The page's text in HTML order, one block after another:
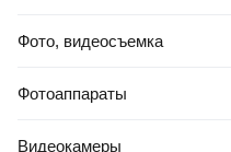
Фото, видеосъемка
Фотоаппараты
Видеокамеры